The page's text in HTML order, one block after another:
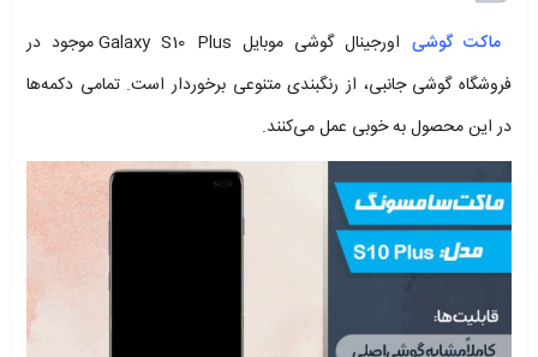
ماکت گوشی
اورجینال گوشی موبایل Galaxy S10 Plus موجود در
فروشگاه گوشی جانبی، از رنگبندی متنوعی برخوردار است. تمامی دکمه‌ها
در این محصول به خوبی عمل می‌کنند.